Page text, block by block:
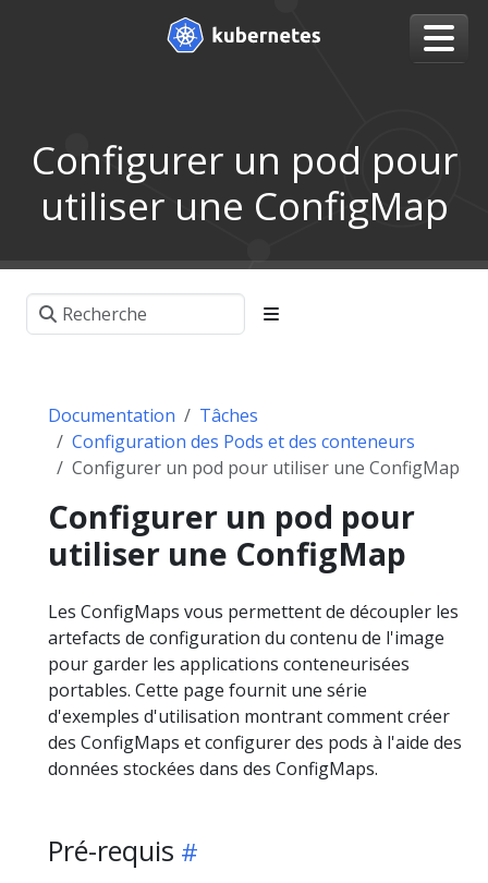
Configurer un pod pour
utiliser une ConfigMap
Documentation
Tâches
Configuration des Pods et des conteneurs
Configurer un pod pour utiliser une ConfigMap
Configurer un pod pour
utiliser une ConfigMap
Les ConfigMaps vous permettent de découpler les
artefacts de configuration du contenu de l'image
pour garder les applications conteneurisées
portables. Cette page fournit une série
d'exemples d'utilisation montrant comment créer
des ConfigMaps et configurer des pods à l'aide des
données stockées dans des ConfigMaps.
Pré-requis